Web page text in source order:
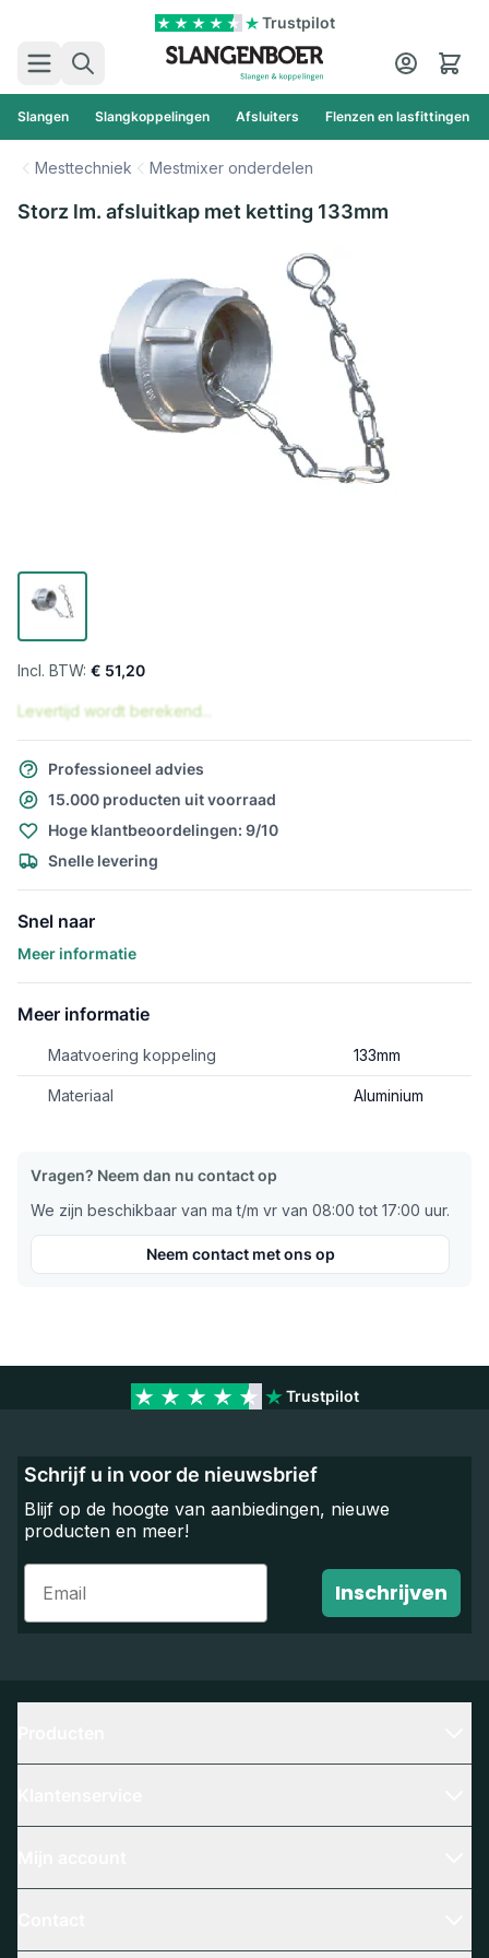
Trustpilot
Zoek
Cart
Slangen Slangkoppelingen Afsluiters Flenzen en lasfittingen
Mesttechniek Mestmixer onderdelen
Storz lm. afsluitkap met ketting 133mm
€ 51,20
Levertijd wordt berekend...
Professioneel advies
15.000 producten uit voorraad
Hoge klantbeoordelingen: 9/10
Snelle levering
Snel naar
Meer informatie
Meer informatie
Maatvoering koppeling 133mm
Materiaal Aluminium
Vragen? Neem dan nu contact op
We zijn beschikbaar van ma t/m vr van 08:00 tot 17:00 uur.
Neem contact met ons op
Trustpilot
Schrijf u in voor de nieuwsbrief
Blijf op de hoogte van aanbiedingen, nieuwe
producten en meer!
Email
Inschrijven